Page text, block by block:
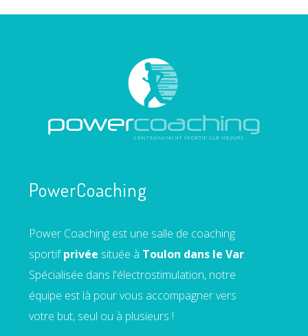
PowerCoaching
Power Coaching est une salle de coaching
sportifprivée située à Toulon dans le Var.
Spécialisée dans l'électrostimulation, notre
équipe est là pour vous accompagner vers
votre but, seul ou à plusieurs !